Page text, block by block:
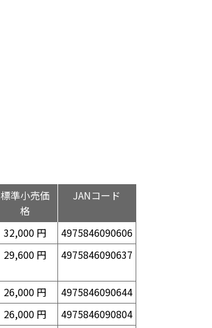
標準小売価
格
JANコード
32,000 円
4975846090606
29,600 円 4975846090637
26,000 円
4975846090644
26,000 円
4975846090804